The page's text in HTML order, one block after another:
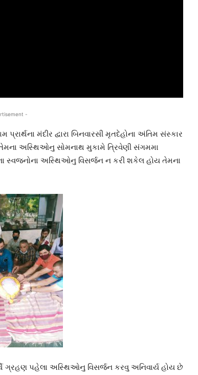
-
પ્રાર્થના મંદીર દ્વારા બિનવારસી મૃતદેહોના અંતિમ સંસ્કાર
અસ્થિઓનુ સોમનાથ મુકામે ત્રિવેણી સંગમમા
સ્વજનોના અસ્થિઓનુ વિસર્જન ન કરી શકેલ હોય તેમના
ગ્રહણ પહેલા અસ્થિઓનુ વિસર્જન કરવુ અનિવાર્ય હોય છે